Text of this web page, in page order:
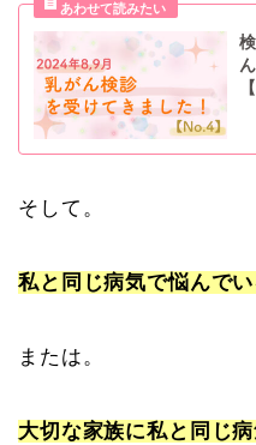
そして。
私と同じ病気で悩んでい
または。
大切な家族に私と同じ